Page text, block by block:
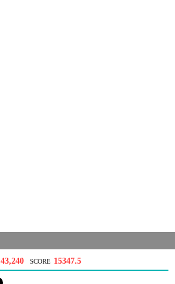
43,240 SCORE 15347.5